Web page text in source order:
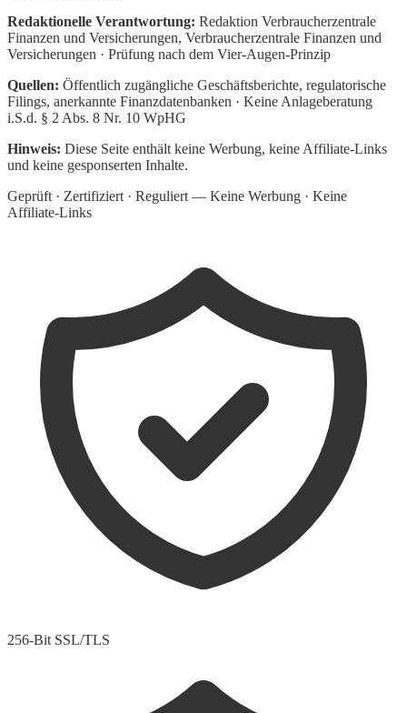
Redaktionelle Verantwortung: Redaktion Verbraucherzentrale
Finanzen und Versicherungen, Verbraucherzentrale Finanzen und
Versicherungen · Prüfung nach dem Vier-Augen-Prinzip
Quellen: Öffentlich zugängliche Geschäftsberichte, regulatorische
Filings, anerkannte Finanzdatenbanken · Keine Anlageberatung
i.S.d. § 2 Abs. 8 Nr. 10 WpHG
Hinweis: Diese Seite enthält keine Werbung, keine Affiliate-Links
und keine gesponserten Inhalte.
Geprüft · Zertifiziert · Reguliert — Keine Werbung · Keine
Affiliate-Links
256-Bit SSL/TLS